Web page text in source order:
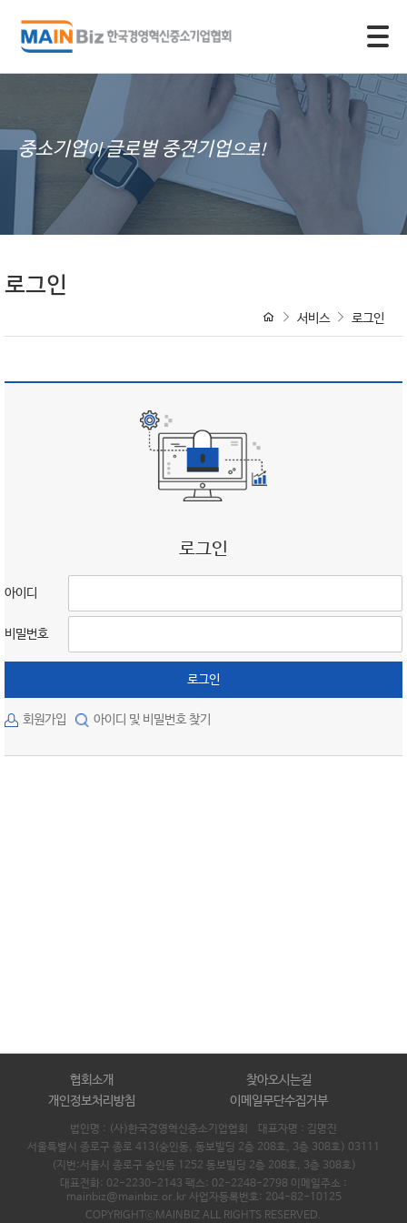
중소기업이글로벌 중견기업으로!
로그인
서비스 로그인
로그인
아이디
비밀번호
로그인
회원가입 아이디 및 비밀번호 찾기
협회소개
찾아오시는길
개인정보처리방침
이메일무단수집거부
법인명 : (사)한국경영혁신중소기업협회 대표자명 : 김명진
서울특별시 종로구 종로 413(숭인동, 동보빌딩 2층 208호, 3층 308호) 03111
(지번:서울시 종로구 숭인동 1252 동보빌딩 2층 208호, 3층 308호)
대표전화: 02-2230-2143 팩스: 02-2248-2798 이메일주소 :
mainbiz@mainbiz.or.kr 사업자등록번호: 204-82-10125
COPYRIGHTⓒMAINBIZ ALL RIGHTS RESERVED.